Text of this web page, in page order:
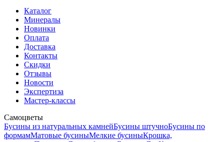
Каталог
Минералы
Новинки
Оплата
Доставка
Контакты
Скидки
Отзывы
Новости
Экспертиза
Мастер-классы
Самоцветы
Бусины из натуральных камнейБусины штучноБусины по
формамМатовые бусиныМелкие бусиныКрошка,